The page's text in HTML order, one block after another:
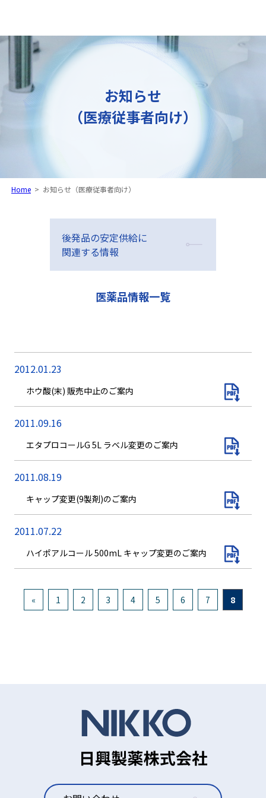
お知らせ
（医療従事者向け）
Home > お知らせ（医療従事者向け）
後発品の安定供給に
関連する情報
医薬品情報一覧
2012.01.23
ホウ酸(末) 販売中止のご案内
2011.09.16
エタプロコールG 5L ラベル変更のご案内
2011.08.19
キャップ変更(9製剤)のご案内
2011.07.22
ハイポアルコール 500mL キャップ変更のご案内
« 1 2 3 4 5 6 7 8